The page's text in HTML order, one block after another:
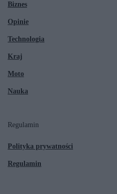
Biznes
Opinie
Technologia
Kraj
Moto
Nauka
Regulamin
Polityka prywatności
Regulamin